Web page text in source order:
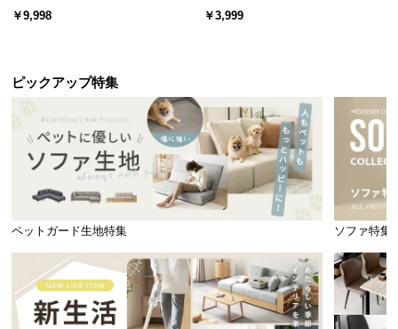
ード 木目/石目調 オープン収納・
引き出し収納付き
￥9,998
スチール 4段階高さ調節 サイドフ
ック オープンラック シンプル
￥3,999
ピックアップ特集
ペットガード生地特集 ソファ特集